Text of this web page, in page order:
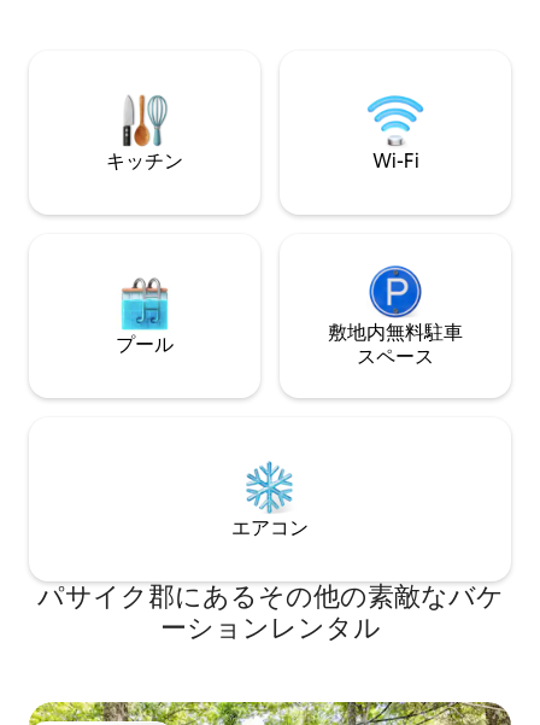
ウォーウィック、ワイナリー、クリスタ
ル・スプリングスまで15分 マウント・ピ
ートまで25分 レゴランドNY＆JH/WF HQ
します。水辺を見
ャグジーでリラッ
ォーターフロント
占めしてお楽しみ
キッチン Wi-Fi
プール
敷地内無料駐⁠車
ス⁠ペ⁠ー⁠ス
エアコン
パサイク郡にあるその他の素敵なバケ
ーションレンタル